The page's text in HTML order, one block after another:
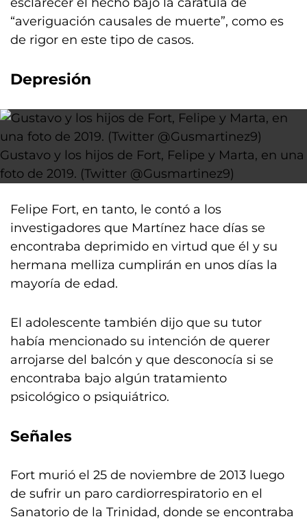
“averiguación causales de muerte”, como es
de rigor en este tipo de casos.
Depresión
Gustavo y los hijos de Fort, Felipe y Marta, en una
foto de 2019. (Twitter @Gusmartinez9)
Felipe Fort, en tanto, le contó a los
investigadores que Martínez hace días se
encontraba deprimido en virtud que él y su
hermana melliza cumplirán en unos días la
mayoría de edad.
El adolescente también dijo que su tutor
había mencionado su intención de querer
arrojarse del balcón y que desconocía si se
encontraba bajo algún tratamiento
psicológico o psiquiátrico.
Señales
Fort murió el 25 de noviembre de 2013 luego
de sufrir un paro cardiorrespiratorio en el
Sanatorio de la Trinidad, donde se encontraba